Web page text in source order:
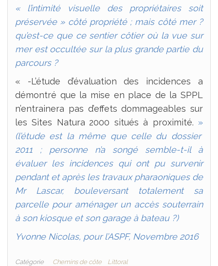
« l’intimité visuelle des propriétaires soit
préservée » côté propriété ; mais côté mer ?
qu’est-ce que ce sentier côtier où la vue sur
mer est occultée sur la plus grande partie du
parcours ?
« -L’étude d’évaluation des incidences a
démontré que la mise en place de la SPPL
n’entrainera pas d’effets dommageables sur
les Sites Natura 2000 situés à proximité. »
(l’étude est la même que celle du dossier
2011 ; personne n’a songé semble-t-il à
évaluer les incidences qui ont pu survenir
pendant et après les travaux pharaoniques de
Mr Lascar, bouleversant totalement sa
parcelle pour aménager un accès souterrain
à son kiosque et son garage à bateau ?)
Yvonne Nicolas, pour l’ASPF, Novembre 2016
Catégorie Chemins de côte Littoral